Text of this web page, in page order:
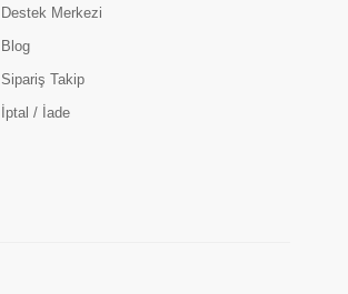
Destek Merkezi
Blog
Sipariş Takip
İptal / İade